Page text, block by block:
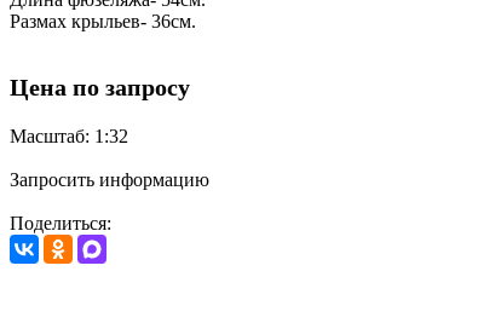
Размах крыльев- 36см.
Цена по запросу
Масштаб: 1:32
Запросить информацию
Поделиться: